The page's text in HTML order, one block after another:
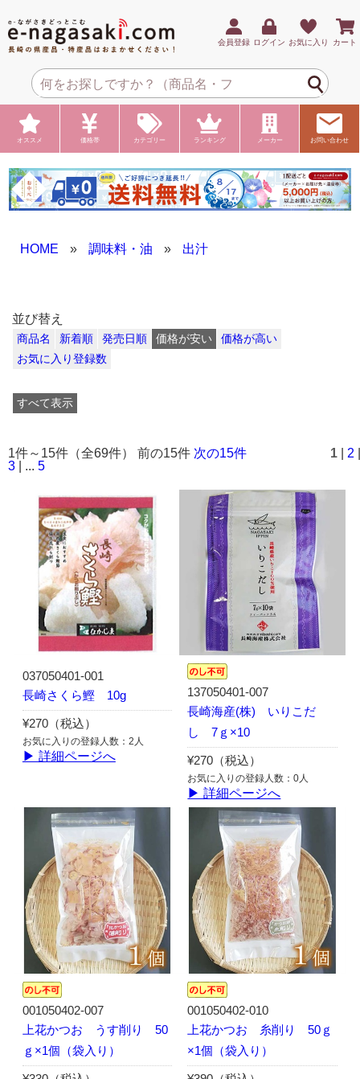
会員登録 ログイン お気に入り カート
オススメ 価格帯 カテゴリー ランキング メーカー お問い合わせ
HOME » 調味料・油 » 出汁
並び替え
商品名 新着順 発売日順 価格が安い
価格が高い
お気に入り登録数
すべて表示
1件～15件（全69件） 前の15件 次の15件 1 2
3 | ... 5
037050401-001
長崎さくら鰹 10g
¥270（税込）
お気に入りの登録人数：2人
▶ 詳細ページへ
137050401-007
長崎海産(株) いりこだ
し 7ｇ×10
¥270（税込）
お気に入りの登録人数：0人
▶ 詳細ページへ
001050402-007
上花かつお うす削り 50
ｇ×1個（袋入り）
001050402-010
上花かつお 糸削り 50ｇ
×1個（袋入り）